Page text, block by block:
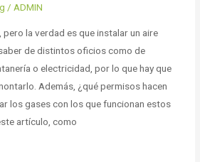
/ ADMIN
pero la verdad es que instalar un aire
de distintos oficios como de
o electricidad, por lo que hay que
Además, ¿qué permisos hacen
los gases con los que funcionan estos
artículo, como